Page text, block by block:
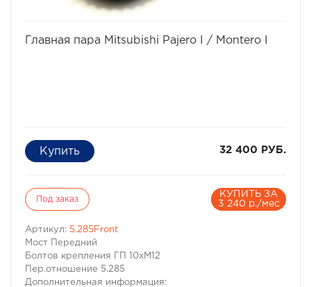
Главная пара Mitsubishi Pajero I / Montero I
32 400 РУБ.
Под заказ
КУПИТЬ ЗА
3 240 р./мес
Артикул: 5.285Front
Мост Передний
Болтов крепления ГП 10хМ12
Пер.отношение 5.285
Дополнительная информация: